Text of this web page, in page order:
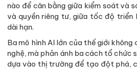
nào để cân bằng giữa kiểm soát và
và quyền riêng tư, giữa tốc độ triển
dài hạn.
Ba mô hình AI lớn của thế giới không
nghệ, mà phản ánh ba cách tổ chức
dựa vào thị trường để tạo đột phá,